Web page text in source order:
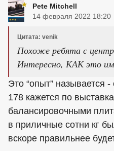
Pete Mitchell
14 февраля 2022 18:20
Цитата: venik
Похоже ребята с
Интересно, КАК это им
Это “опыт” называется
178 кажется по
балансировочными
в приличные сотни кг
вскоре правильнее